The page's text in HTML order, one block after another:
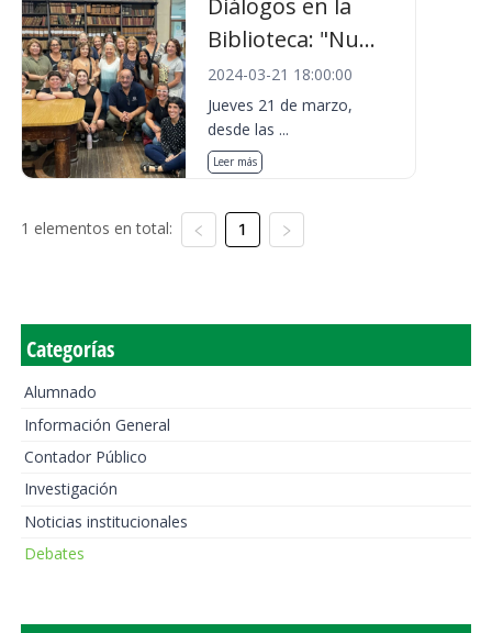
Diálogos en la
Biblioteca: "Nu...
2024-03-21 18:00:00
Jueves 21 de marzo,
desde las ...
Leer más
1 elementos en total: 1
Categorías
Alumnado
Información General
Contador Público
Investigación
Noticias institucionales
Debates